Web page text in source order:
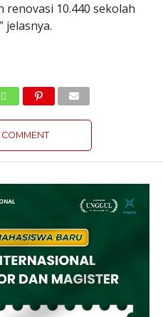
10.440 sekolah
jelasnya.
COMMENT